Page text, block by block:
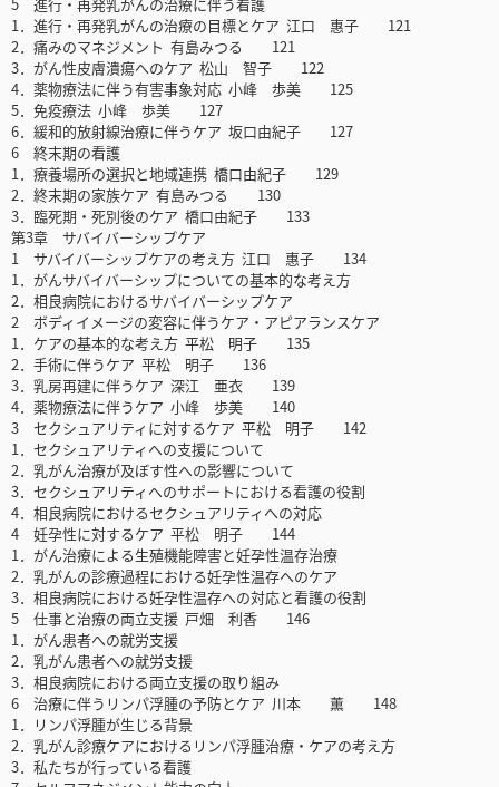
1．進行・再発乳がんの治療の目標とケア 江口 惠子 121
2．痛みのマネジメント 有島みつる 121
3．がん性皮膚潰瘍へのケア 松山 智子 122
4．薬物療法に伴う有害事象対応 小峰 歩美 125
5．免疫療法 小峰 歩美 127
6．緩和的放射線治療に伴うケア 坂口由紀子 127
6 終末期の看護
1．療養場所の選択と地域連携 橋口由紀子 129
2．終末期の家族ケア 有島みつる 130
3．臨死期・死別後のケア 橋口由紀子 133
第3章 サバイバーシップケア
1 サバイバーシップケアの考え方 江口 惠子 134
1．がんサバイバーシップについての基本的な考え方
2．相良病院におけるサバイバーシップケア
2 ボディイメージの変容に伴うケア・アピアランスケア
1．ケアの基本的な考え方 平松 明子 135
2．手術に伴うケア 平松 明子 136
3．乳房再建に伴うケア 深江 亜衣 139
4．薬物療法に伴うケア 小峰 歩美 140
3 セクシュアリティに対するケア 平松 明子 142
1．セクシュアリティへの支援について
2．乳がん治療が及ぼす性への影響について
3．セクシュアリティへのサポートにおける看護の役割
4．相良病院におけるセクシュアリティへの対応
4 妊孕性に対するケア 平松 明子 144
1．がん治療による生殖機能障害と妊孕性温存治療
2．乳がんの診療過程における妊孕性温存へのケア
3．相良病院における妊孕性温存への対応と看護の役割
5 仕事と治療の両立支援 戸畑 利香 146
1．がん患者への就労支援
2．乳がん患者への就労支援
3．相良病院における両立支援の取り組み
6 治療に伴うリンパ浮腫の予防とケア 川本 薫 148
1．リンパ浮腫が生じる背景
2．乳がん診療ケアにおけるリンパ浮腫治療・ケアの考え方
3．私たちが行っている看護